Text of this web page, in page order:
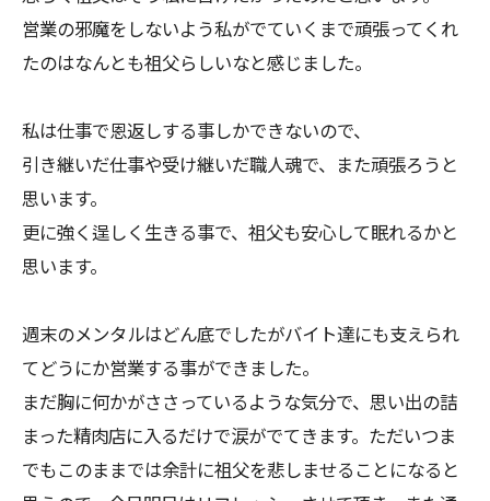
営業の邪魔をしないよう私がでていくまで頑張ってくれ
たのはなんとも祖父らしいなと感じました。
私は仕事で恩返しする事しかできないので、
引き継いだ仕事や受け継いだ職人魂で、また頑張ろうと
思います。
更に強く逞しく生きる事で、祖父も安心して眠れるかと
思います。
週末のメンタルはどん底でしたがバイト達にも支えられ
てどうにか営業する事ができました。
まだ胸に何かがささっているような気分で、思い出の詰
まった精肉店に入るだけで涙がでてきます。ただいつま
でもこのままでは余計に祖父を悲しませることになると